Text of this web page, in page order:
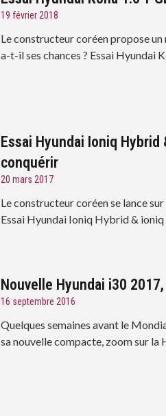
19 février 2018
Le constructeur coréen propose
a-t-il ses chances ? Essai Hyundai
Essai Hyundai Ioniq
conquérir
20 mars 2017
Le constructeur coréen se lance
Essai Hyundai Ioniq Hybrid & ioniq
Nouvelle Hyundai i30
16 septembre 2016
Quelques semaines avant le
sa nouvelle compacte, zoom sur la